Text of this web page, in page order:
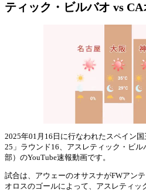
ティック・ビルバオ vs
2025年01月16日に行なわれたスペイン
25」ラウンド16、アスレティック・ビル
部）のYouTube速報動画です。
試合は、アウェーのオサスナがFWアン
オロスのゴールによって、アスレティッ